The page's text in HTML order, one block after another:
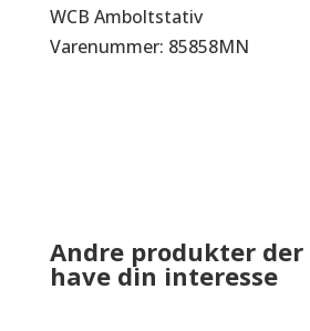
WCB Amboltstativ
Varenummer: 85858MN
Andre produkter
have din interesse